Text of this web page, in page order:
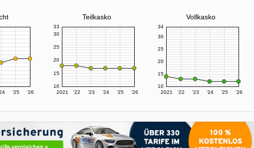
Teilkasko Vollkasko
'25 '26 2021 '22 '23 '24 '25 '26
10
15
20
25
30
33
2021 '22 '23 '24 '25 '26
10
15
20
25
30
34